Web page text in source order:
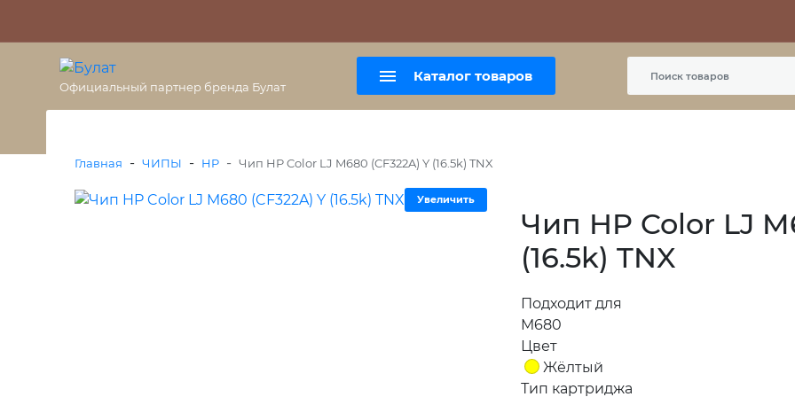
+7 (495) 477-56-25
Официальный партнер бренда Булат
Каталог товаров
Главная - ЧИПЫ - HP - Чип HP Color LJ M680 (CF322A) Y (16.5k) TNX
Увеличить
Чип HP Color LJ
(16.5k) TNX
Подходит для
M680
Цвет
Жёлтый
Тип картриджа